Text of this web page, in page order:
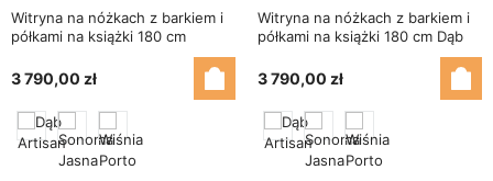
Witryna na nóżkach z barkiem i
półkami na książki 180 cm
3 790,00 zł
Witryna na nóżkach z barkiem i
półkami na książki 180 cm Dąb
3 790,00 zł